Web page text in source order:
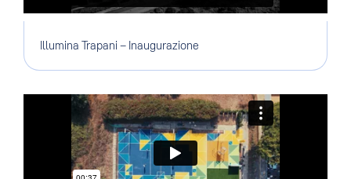
Illumina Trapani – Inaugurazione